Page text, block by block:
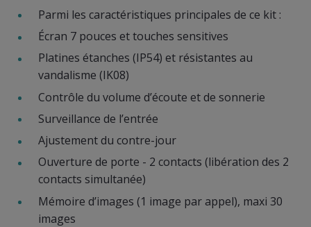
Parmi les caractéristiques principales de ce kit :
Écran 7 pouces et touches sensitives
Platines étanches (IP54) et résistantes au
vandalisme (IK08)
Contrôle du volume d’écoute et de sonnerie
Surveillance de l’entrée
Ajustement du contre-jour
Ouverture de porte - 2 contacts (libération des 2
contacts simultanée)
Mémoire d’images (1 image par appel), maxi 30
images